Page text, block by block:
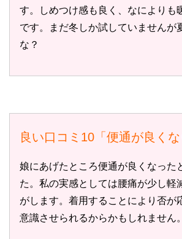
す。しめつけ感も良く、なによりも
です。まだ冬しか試していませんが
な？
良い口コミ10「便通が良くな
娘にあげたところ便通が良くなった
た。私の実感としては腰痛が少し軽
がします。着用することにより否が
意識させられるからかもしれません